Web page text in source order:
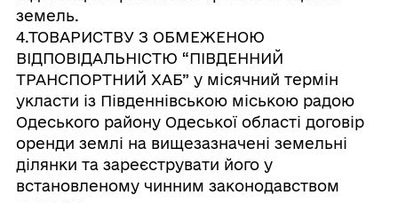
земель.
4.ТОВАРИСТВУ З ОБМЕЖЕНОЮ
ВІДПОВІДАЛЬНІСТЮ “ПІВДЕННИЙ
ТРАНСПОРТНИЙ ХАБ” у місячний термін
укласти із Південнівською міською радою
Одеського району Одеської області договір
оренди землі на вищезазначені земельні
ділянки та зареєструвати його у
встановленому чинним законодавством